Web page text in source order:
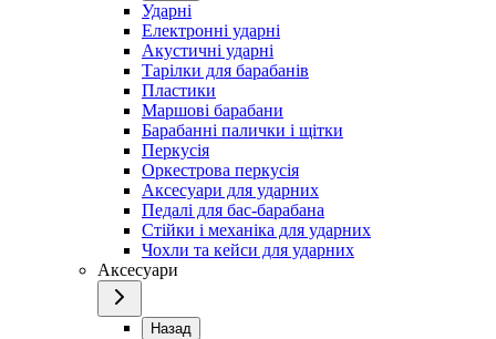
Ударні
Електронні ударні
Акустичні ударні
Тарілки для барабанів
Пластики
Маршові барабани
Барабанні палички і щітки
Перкусія
Оркестрова перкусія
Аксесуари для ударних
Педалі для бас-барабана
Стійки і механіка для ударних
Чохли та кейси для ударних
Аксесуари
Назад